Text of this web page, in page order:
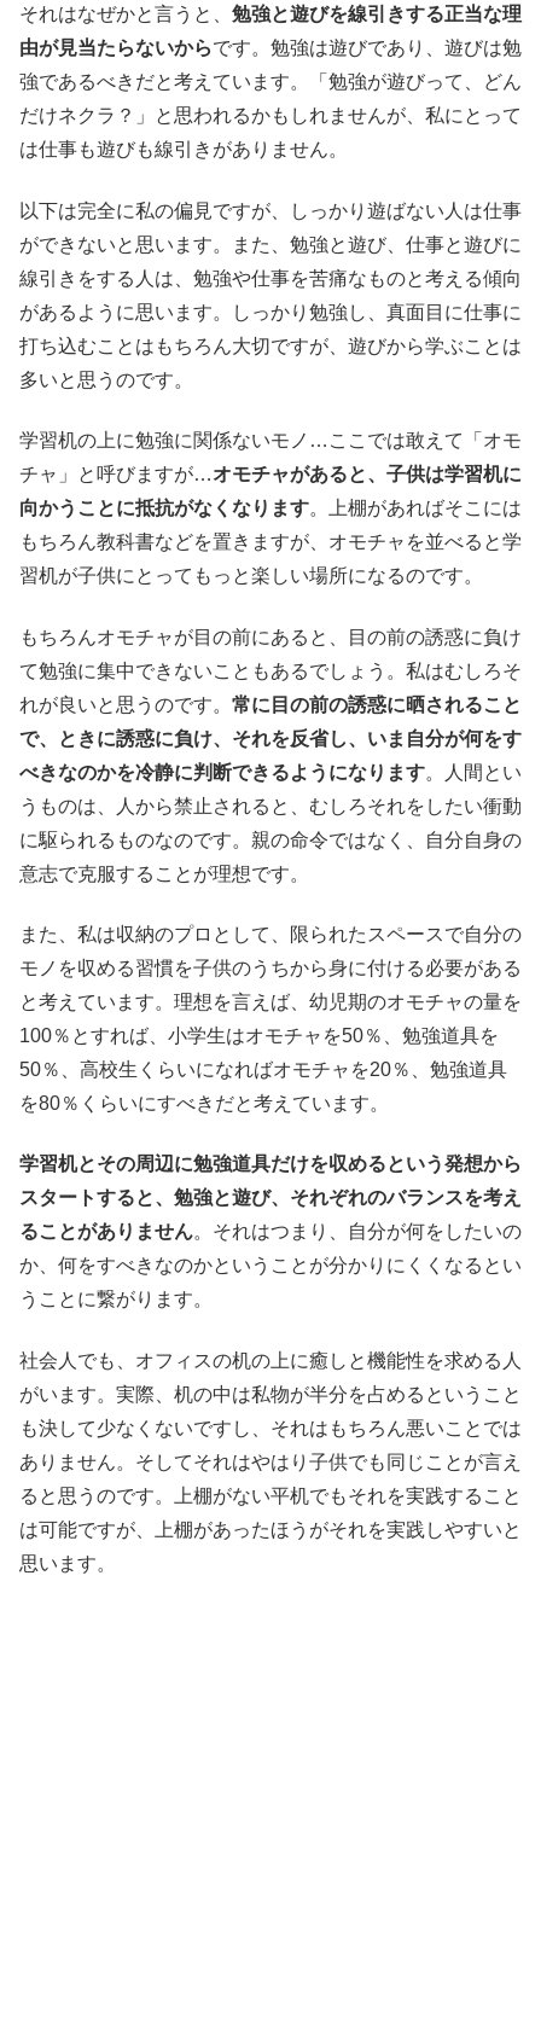
それはなぜかと言うと、 勉強と遊びを線引きする正当な理
由が見当たらないからです。勉強は遊びであり、遊びは勉
強であるべきだと考えています。「勉強が遊びって、どん
だけネクラ？」と思われるかもしれませんが、私にとって
は仕事も遊びも線引きがありません。
以下は完全に私の偏見ですが、しっかり遊ばない人は仕事
ができないと思います。また、勉強と遊び、仕事と遊びに
線引きをする人は、勉強や仕事を苦痛なものと考える傾向
があるように思います。しっかり勉強し、真面目に仕事に
打ち込むことはもちろん大切ですが、遊びから学ぶことは
多いと思うのです。
学習机の上に勉強に関係ないモノ…ここでは敢えて「オモ
チャ」と呼びますが…オモチャがあると、子供は学習机に
向かうことに抵抗がなくなります。上棚があればそこには
もちろん教科書などを置きますが、オモチャを並べると学
習机が子供にとってもっと楽しい場所になるのです。
もちろんオモチャが目の前にあると、目の前の誘惑に負け
て勉強に集中できないこともあるでしょう。私はむしろそ
れが良いと思うのです。 常に目の前の誘惑に晒されること
で、ときに誘惑に負け、それを反省し、いま自分が何をす
べきなのかを冷静に判断できるようになります。人間とい
うものは、人から禁止されると、むしろそれをしたい衝動
に駆られるものなのです。親の命令ではなく、自分自身の
意志で克服することが理想です。
また、私は収納のプロとして、限られたスペースで自分の
モノを収める習慣を子供のうちから身に付ける必要がある
と考えています。理想を言えば、幼児期のオモチャの量を
100％とすれば、小学生はオモチャを50％、勉強道具を
50％、高校生くらいになればオモチャを20％、勉強道具
を80％くらいにすべきだと考えています。
学習机とその周辺に勉強道具だけを収めるという発想から
スタートすると、勉強と遊び、それぞれのバランスを考え
ることがありません。それはつまり、自分が何をしたいの
か、何をすべきなのかということが分かりにくくなるとい
うことに繋がります。
社会人でも、オフィスの机の上に癒しと機能性を求める人
がいます。実際、机の中は私物が半分を占めるということ
も決して少なくないですし、それはもちろん悪いことでは
ありません。そしてそれはやはり子供でも同じことが言え
ると思うのです。上棚がない平机でもそれを実践すること
は可能ですが、上棚があったほうがそれを実践しやすいと
思います。